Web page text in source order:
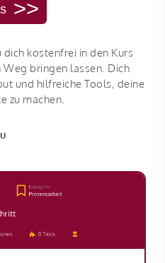
>>
kostenfrei in den Kurs
bringen lassen. Dich
und hilfreiche Tools, deine
zu machen.